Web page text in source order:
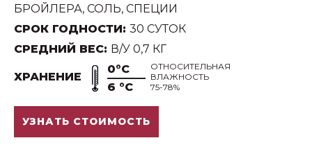
БРОЙЛЕРА, СОЛЬ, СПЕЦИИ
СРОК ГОДНОСТИ: 30 СУТОК
СРЕДНИЙ ВЕС: В/У 0,7 КГ
ХРАНЕНИЕ
0°С
6 °С
ОТНОСИТЕЛЬНАЯ
ВЛАЖНОСТЬ
75-78%
УЗНАТЬ СТОИМОСТЬ